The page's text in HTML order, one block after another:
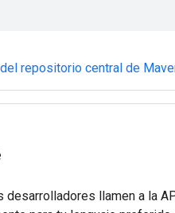
repositorio central de
desarrolladores llamen a la